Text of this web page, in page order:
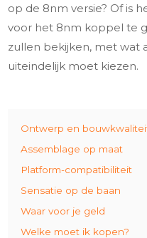
op de 8nm versie? Of is
voor het 8nm koppel te
zullen bekijken, met wat
uiteindelijk moet kiezen.
Ontwerp en
Assemblage op maat
Platform-compatibiliteit
Sensatie op de baan
Waar voor je geld
Welke moet ik kopen?